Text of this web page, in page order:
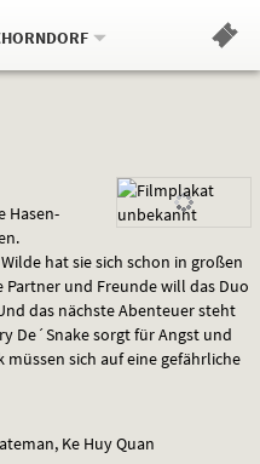
.
Hasen-
hat sie sich schon in großen
und Freunde will das Duo
das nächste Abenteuer steht
De´Snake sorgt für Angst und
sich auf eine gefährliche
Ke Huy Quan